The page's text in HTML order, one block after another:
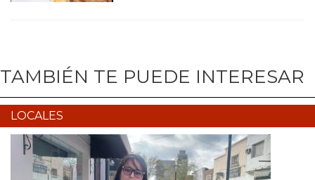
TAMBIÉN TE PUEDE INTERESAR
LOCALES